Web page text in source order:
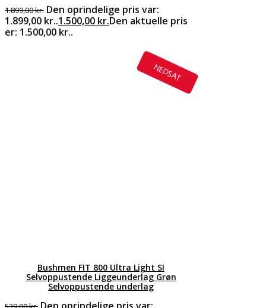
1.899,00kr. Den oprindelige pris var:
1.899,00 kr..1.500,00 kr.Den aktuelle pris
er: 1.500,00 kr..
NEDSAT
Bushmen FIT 800 Ultra Light SI
Selvoppustende Liggeunderlag Grøn
Selvoppustende underlag